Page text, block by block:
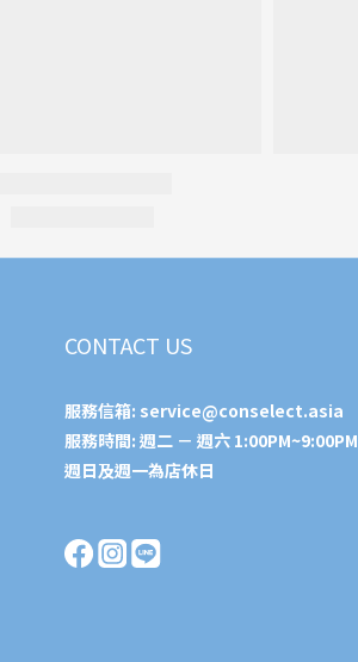
CONTACT US
服務信箱: service@conselect.asia
服務時間: 週二 － 週六 1:00PM~9:00PM
週日及週一為店休日